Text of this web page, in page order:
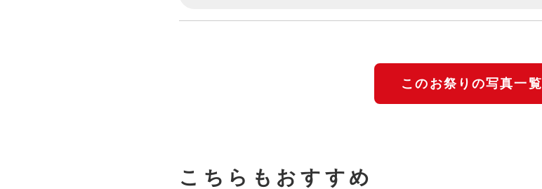
このお祭りの写真一覧
こちらもおすすめ